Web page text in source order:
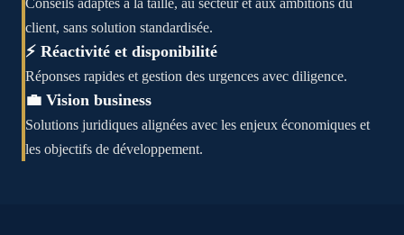
Conseils adaptés à la taille, au secteur et aux ambitions du
client, sans solution standardisée.
⚡ Réactivité et disponibilité
Réponses rapides et gestion des urgences avec diligence.
💼 Vision business
Solutions juridiques alignées avec les enjeux économiques et
les objectifs de développement.